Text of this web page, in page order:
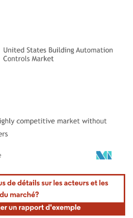
réutilisation nécessite une attribution sous CC BY